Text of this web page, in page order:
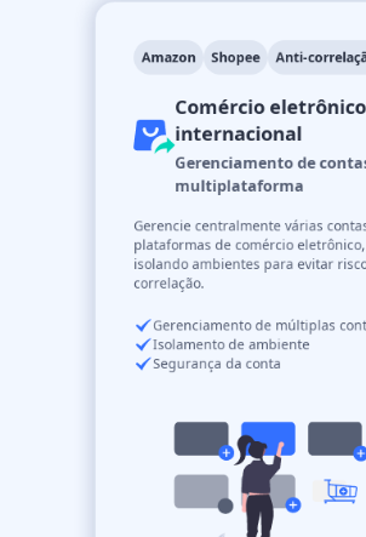
Amazon Shopee Anti-
Comércio eletrônico
internacional
Gerenciamento de
multiplataforma
Gerencie centralmente várias
plataformas de comércio eletrônico,
isolando ambientes para evitar
correlação.
Gerenciamento de múltiplas
Isolamento de ambiente
Segurança da conta